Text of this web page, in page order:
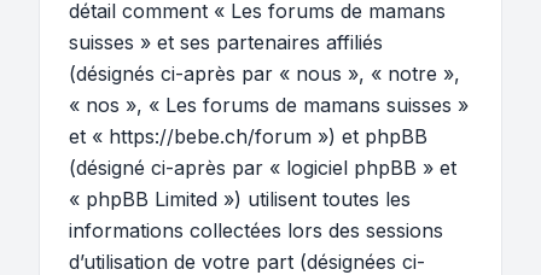
détail comment « Les forums de mamans
suisses » et ses partenaires affiliés
(désignés ci-après par « nous », « notre »,
« nos », « Les forums de mamans suisses »
et « https://bebe.ch/forum ») et phpBB
(désigné ci-après par « logiciel phpBB » et
« phpBB Limited ») utilisent toutes les
informations collectées lors des sessions
d’utilisation de votre part (désignées ci-